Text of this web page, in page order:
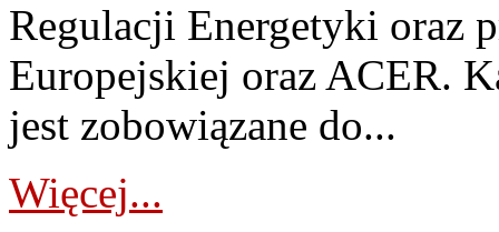
Regulacji Energetyki oraz
Europejskiej oraz ACER.
jest zobowiązane do...
Więcej...